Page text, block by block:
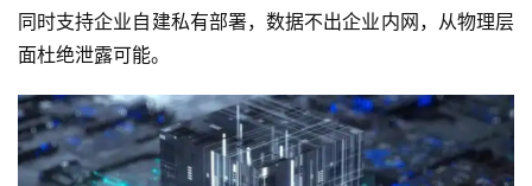
同时支持企业自建私有部署，数据不出企业内网，从物理层
面杜绝泄露可能。